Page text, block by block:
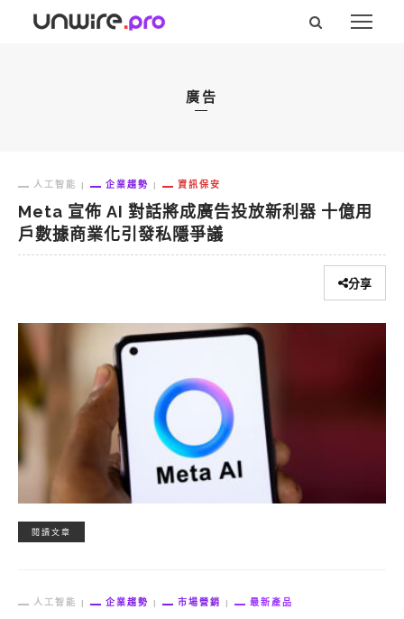
廣告
人工智能 企業趨勢 資訊保安
Meta 宣佈 AI 對話將成廣告投放新利器 十億用
戶數據商業化引發私隱爭議
分享
閱讀文章
人工智能 企業趨勢 市場營銷 最新產品